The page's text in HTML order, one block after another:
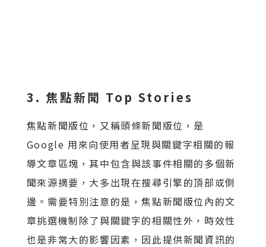
3. 焦點新聞 Top Stories
焦點新聞版位，又稱頭條新聞版位，是
Google 用來向使用者呈現與關鍵字相關的報
導文章區塊，其中包含與該事件相關的多個新
聞來源摘要，大多出現在搜尋引擎的頂部或側
邊。需要特別注意的是，焦點新聞版位內的文
章挑選機制除了與關鍵字的相關性外，時效性
也是非常大的影響因素，因此提供新聞資訊的